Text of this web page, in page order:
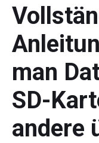
man
SD-
andere